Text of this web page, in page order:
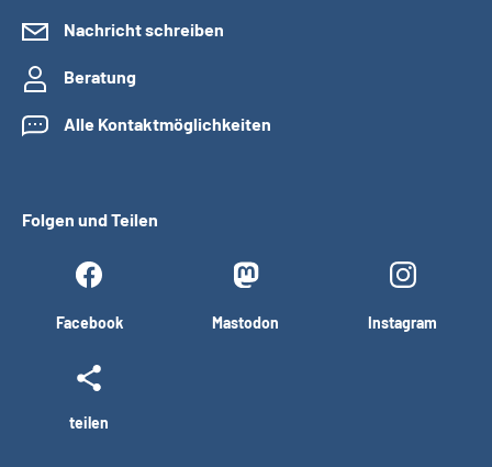
Nachricht schreiben
Beratung
Alle Kontaktmöglichkeiten
Folgen und Teilen
Facebook Mastodon Instagram
teilen